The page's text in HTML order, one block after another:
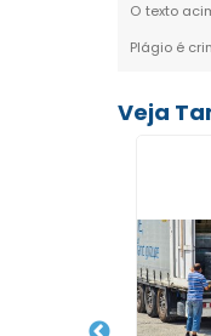
O texto
Plágio é
Veja